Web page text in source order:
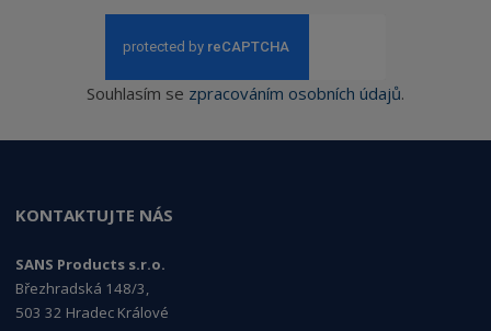
Souhlasím se zpracováním osobních údajů.
KONTAKTUJTE NÁS
SANS Products s.r.o.
Březhradská 148/3,
503 32 Hradec Králové